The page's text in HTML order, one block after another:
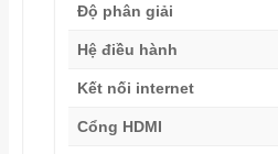
Độ phân giải
Hệ điều hành
Kết nối internet
Cổng HDMI